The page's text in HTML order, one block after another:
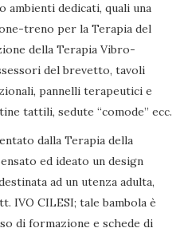
dedicati, quali una
treno per la Terapia del
della Terapia Vibro-
del brevetto, tavoli
pannelli terapeutici e
tattili, sedute “comode” ecc.
dalla Terapia della
ed ideato un design
ad un utenza adulta,
IVO CILESI; tale bambola è
di formazione e schede di